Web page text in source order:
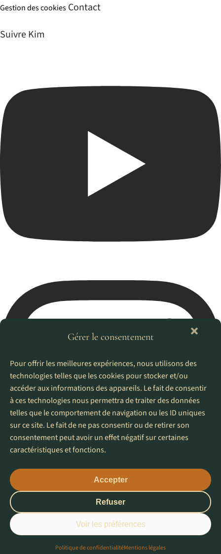
Gérer le consentement
Pour offrir les meilleures expériences, nous utilisons des
technologies telles que les cookies pour stocker et/ou
accéder aux informations des appareils. Le fait de consentir
à ces technologies nous permettra de traiter des données
telles que le comportement de navigation ou les ID uniques
sur ce site. Le fait de ne pas consentir ou de retirer son
consentement peut avoir un effet négatif sur certaines
caractéristiques et fonctions.
Accepter
Refuser
Voir les préférences
Politique de confidentialitéMentions légales
Gestion des cookies Contact
Suivre Kim
© 2026 Les Pinceaux de Kim — Fait avec amour dans